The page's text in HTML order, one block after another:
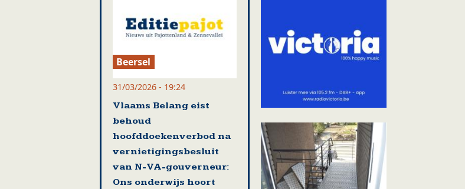
Beersel
31/03/2026 - 19:24
Vlaams Belang eist
behoud
hoofddoekenverbod na
vernietigingsbesluit
van N-VA-gouverneur:
Ons onderwijs hoort